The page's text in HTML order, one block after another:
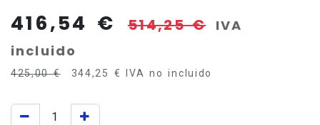
416,54 € 514,25€ IVA
incluido
425,00€ 344,25 € IVA no incluido